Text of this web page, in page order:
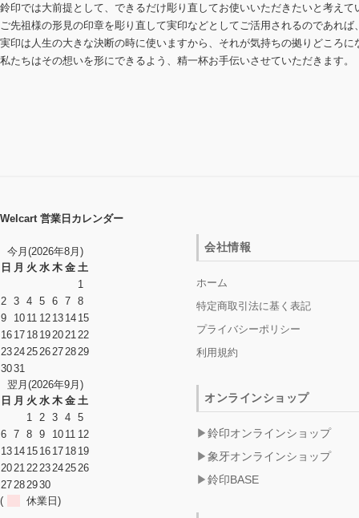
鈴印では大前提として、できるだけ彫り直してお使いいただきたいと考えて
ご先祖様の形見の印章を彫り直して実印などとしてご活用されるのであれ
実印は人生の大きな決断の時に使いますから、それが気持ちの拠りどころに
私たちはその想いを形にできるよう、精一杯お手伝いさせていただきます。
Welcart 営業日カレンダー
今月(2026年8月)
日 月 火 水 木 金 土
1
2 3 4 5 6 7 8
9
10 11 12 13 14 15
16 17 18 19202122
23242526272829
3031
翌月(2026年9月)
日 月 火 水 木 金 土
1 2 3 4 5
6 7 8 9 10 11 12
13 14 15 16 17 18 19
20212223242526
27282930
(
休業日)
会社情報
ホーム
特定商取引法に基く表記
プライバシーポリシー
利用規約
オンラインショップ
鈴印オンラインショップ
象牙オンラインショップ
鈴印BASE